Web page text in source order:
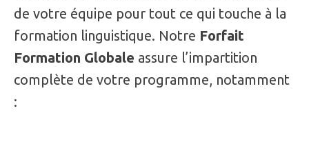
de votre équipe pour tout ce qui touche à la
formation linguistique. Notre Forfait
Formation Globale assure l’impartition
complète de votre programme, notamment
: